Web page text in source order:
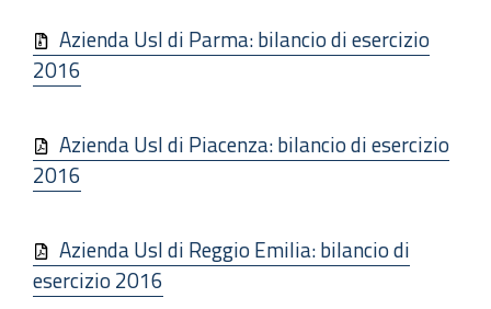
Azienda Usl di Parma: bilancio di esercizio
2016
Azienda Usl di Piacenza: bilancio di esercizio
2016
Azienda Usl di Reggio Emilia: bilancio di
esercizio 2016